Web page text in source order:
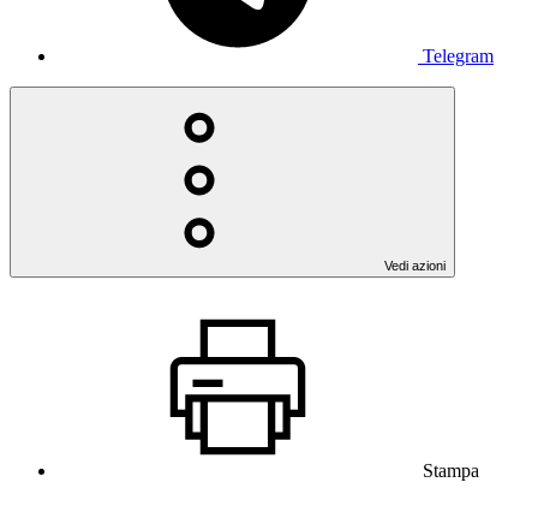
Telegram
Vedi azioni
Stampa